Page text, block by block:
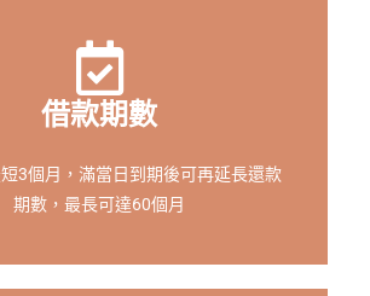
借款期數
3個月，滿當日到期後可再延長還款
期數，最長可達60個月